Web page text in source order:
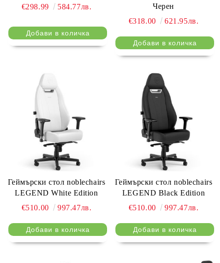
€298.99 584.77лв.
Черен
€318.00
621.95лв.
Геймърски стол noblechairs
LEGEND White Edition
€510.00
997.47лв.
Геймърски стол noblechairs
LEGEND Black Edition
€510.00
997.47лв.